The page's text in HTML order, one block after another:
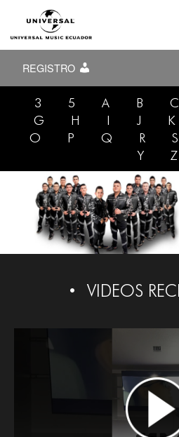
REGISTRO
3 5 A B C
G
H I J K
O
P Q R S
Y
Z
VIDEOS